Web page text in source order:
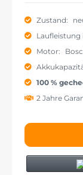
Zustand:
Laufleistung
Motor:
100 %
2 Jahre